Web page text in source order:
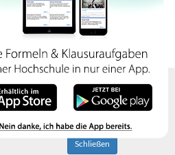
Cookies. Indem
ihre Angebote nutzen
akzeptieren Sie diese
Schließen